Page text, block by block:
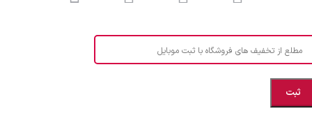
مطلع از تخفیف های فروشگاه با ثبت موبایل